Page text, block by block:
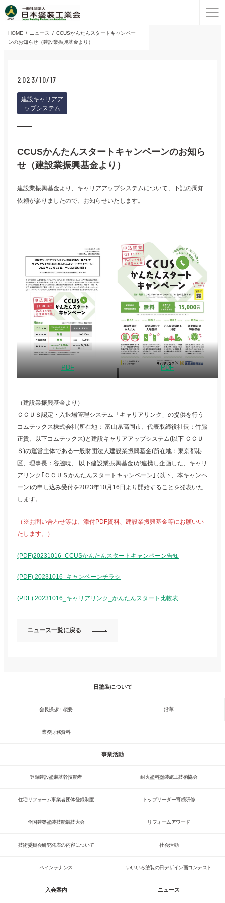
HOME ニュース
CCUSかんたんスタートキャンペー
ンのお知らせ（建設業振興基金より）
2023/10/17
建設キャリアア
ップシステム
CCUSかんたんスタートキャンペーンのお知ら
せ（建設業振興基金より）
建設業振興基金より、キャリアアップシステムについて、下記の周知
依頼が参りましたので、お知らせいたします。
–
PDF PDF
（建設業振興基金より）
ＣＣＵＳ認定・入退場管理システム「キャリアリンク」の提供を行う
コムテックス株式会社(所在地： 富山県高岡市、代表取締役社長：竹脇
正貴、以下コムテックス)と建設キャリアアップシステム(以下 ＣＣＵ
Ｓ)の運営主体である一般財団法人建設業振興基金(所在地：東京都港
区、理事長：谷脇暁、 以下建設業振興基金)が連携し企画した、キャリ
アリンク｢ＣＣＵＳかんたんスタートキャンペーン｣ (以下、本キャンペ
ーン)の申し込み受付を2023年10月16日より開始することを発表いた
します。
（※お問い合わせ等は、添付PDF資料、建設業振興基金等にお願いい
たします。）
(PDF)20231016_CCUSかんたんスタートキャンペーン告知
(PDF) 20231016_キャンペーンチラシ
(PDF) 20231016_キャリアリンク_かんたんスタート比較表
ニュース一覧に戻る
日塗装について
会長挨拶・概要 沿革
業務財務資料
事業活動
登録建設塗装基幹技能者 耐火塗料塗装施工技術協会
住宅リフォーム事業者団体登録制度 トップリーダー育成研修
全国建築塗装技能競技大会 リフォームアワード
技術委員会研究発表の内容について 社会活動
ペインテナンス いいいろ塗装の日デザイン画コンテスト
入会案内 ニュース